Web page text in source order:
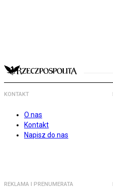
KONTAKT
O nas
Kontakt
Napisz do nas
REKLAMA I PRENUMERATA